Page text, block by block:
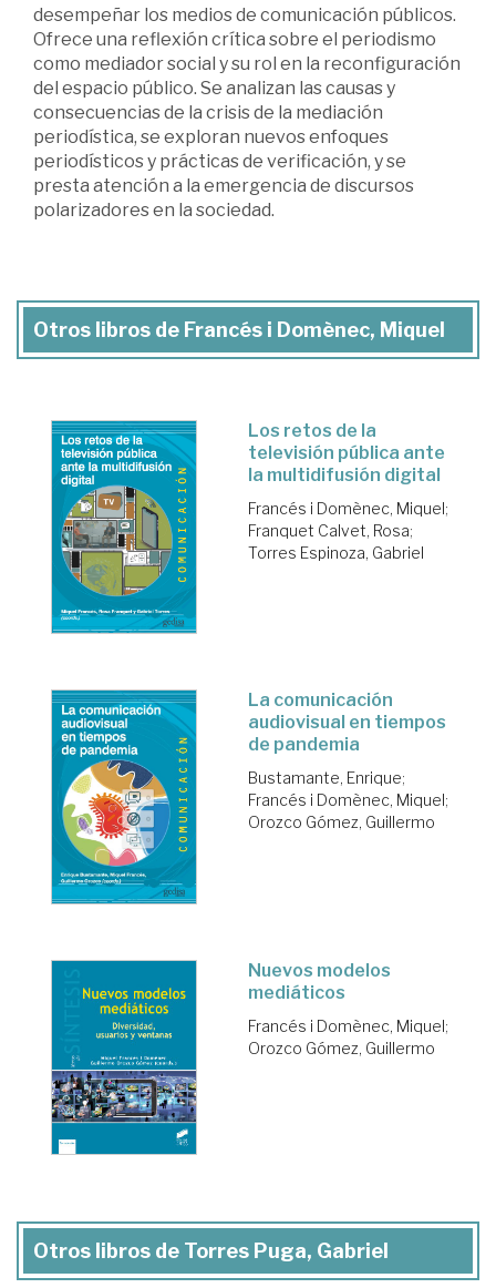
desempeñar los medios de comunicación públicos.
Ofrece una reflexión crítica sobre el periodismo
como mediador social y su rol en la reconfiguración
del espacio público. Se analizan las causas y
consecuencias de la crisis de la mediación
periodística, se exploran nuevos enfoques
periodísticos y prácticas de verificación, y se
presta atención a la emergencia de discursos
polarizadores en la sociedad.
Otros libros de Francés i Domènec, Miquel
Los retos de la
televisión pública ante
la multidifusión digital
Francés i Domènec, Miquel;
Franquet Calvet, Rosa;
Torres Espinoza, Gabriel
La comunicación
audiovisual en tiempos
de pandemia
Bustamante, Enrique;
Francés i Domènec, Miquel;
Orozco Gómez, Guillermo
Nuevos modelos
mediáticos
Francés i Domènec, Miquel;
Orozco Gómez, Guillermo
Otros libros de Torres Puga, Gabriel